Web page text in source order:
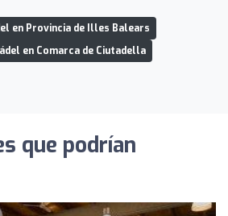
en Provincia de Illes Balears
en Comarca de Ciutadella
que podrían